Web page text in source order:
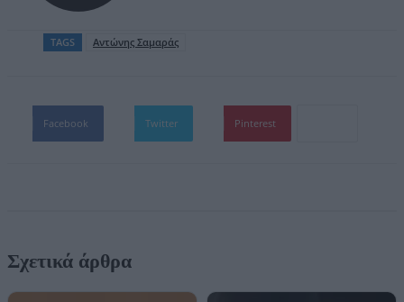
TAGS Αντώνης Σαμαράς
Facebook Twitter Pinterest
Σχετικά άρθρα